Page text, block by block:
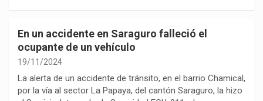
En un accidente en Saraguro falleció el
ocupante de un vehículo
19/11/2024
La alerta de un accidente de tránsito, en el barrio Chamical,
por la vía al sector La Papaya, del cantón Saraguro, la hizo